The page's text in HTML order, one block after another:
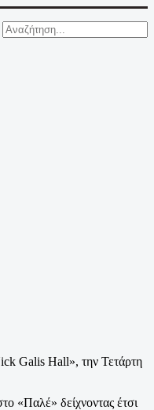
Galis Hall», την Τετάρτη
«Παλέ» δείχνοντας έτσι